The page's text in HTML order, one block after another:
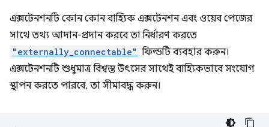
এক্সটেনশনটি কোন কোন বাহ্যিক এক্সটেনশন এবং ওয়েব পেজের
সাথে তথ্য আদান-প্রদান করবে তা নির্ধারণ করতে
"externally_connectable" ফিল্ডটি ব্যবহার করুন।
এক্সটেনশনটি শুধুমাত্র বিশ্বস্ত উৎসের সাথেই বাহ্যিকভাবে সংযোগ
স্থাপন করতে পারবে, তা সীমাবদ্ধ করুন।